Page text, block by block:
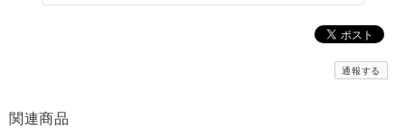
通報する
関連商品